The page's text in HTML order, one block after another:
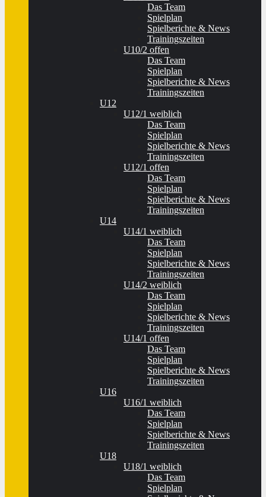
Das Team
Spielplan
Spielberichte & News
Trainingszeiten
U10/2 offen
Das Team
Spielplan
Spielberichte & News
Trainingszeiten
U12
U12/1 weiblich
Das Team
Spielplan
Spielberichte & News
Trainingszeiten
U12/1 offen
Das Team
Spielplan
Spielberichte & News
Trainingszeiten
U14
U14/1 weiblich
Das Team
Spielplan
Spielberichte & News
Trainingszeiten
U14/2 weiblich
Das Team
Spielplan
Spielberichte & News
Trainingszeiten
U14/1 offen
Das Team
Spielplan
Spielberichte & News
Trainingszeiten
U16
U16/1 weiblich
Das Team
Spielplan
Spielberichte & News
Trainingszeiten
U18
U18/1 weiblich
Das Team
Spielplan